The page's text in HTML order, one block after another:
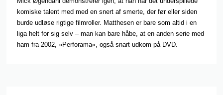
komiske talent med med en snert af smerte, der før eller siden
burde udløse rigtige filmroller. Matthesen er bare som altid i en
liga helt for sig selv – man kan bare håbe, at en anden serie med
ham fra 2002, »Perforama«, også snart udkom på DVD.